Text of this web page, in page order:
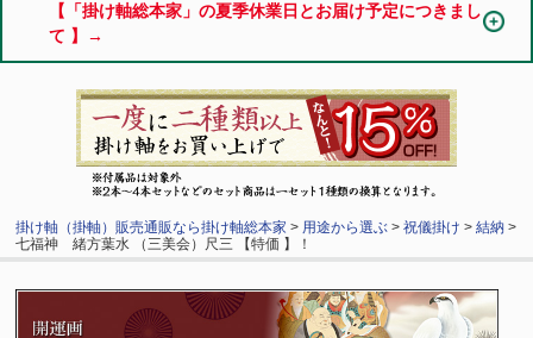
【「掛け軸総本家」の夏季休業日とお届け予定につきまし
て 】→
掛け軸（掛軸）販売通販なら掛け軸総本家 > 用途から選ぶ >祝儀掛け >結納 >
七福神 緒方葉水 （三美会）尺三 【特価 】！